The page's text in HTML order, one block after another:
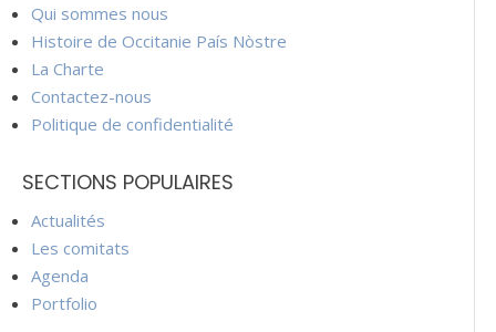
Qui sommes nous
Histoire de Occitanie País Nòstre
La Charte
Contactez-nous
Politique de confidentialité
SECTIONS POPULAIRES
Actualités
Les comitats
Agenda
Portfolio